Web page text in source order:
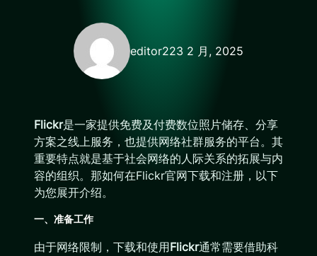
editor223 2 月, 2025
Flickr是一家提供免费及付费数位照片储存、分享
方案之线上服务，也提供网络社群服务的平台。其
重要特点就是基于社会网络的人际关系的拓展与内
容的组织。那如何在Flickr官网下载和注册，以下
为您展开介绍。
一、准备工作
由于网络限制，下载和使用Flickr通常需要借助科